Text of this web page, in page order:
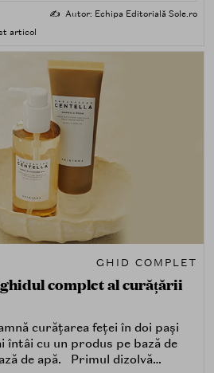
✍️ Autor: Echipa Editorială Sole.ro
articol
GHID COMPLET
complet al curățării
curățarea feței în doi pași
întâi cu un produs pe bază de
de apă. Primul dizolvă